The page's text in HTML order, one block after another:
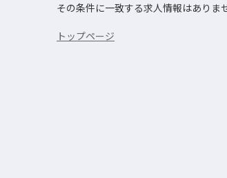
その条件に一致する求人情報はありま
トップページ